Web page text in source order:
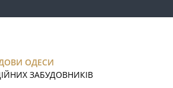
ОДЕСИ
ЗАБУДОВНИКІВ